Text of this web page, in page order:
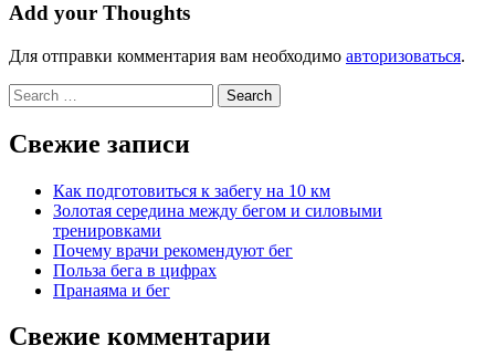
Add your Thoughts
Для отправки комментария вам необходимо авторизоваться.
Search
for:
Свежие записи
Как подготовиться к забегу на 10 км
Золотая середина между бегом и силовыми
тренировками
Почему врачи рекомендуют бег
Польза бега в цифрах
Пранаяма и бег
Свежие комментарии